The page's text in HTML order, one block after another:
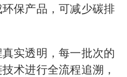
保产品，可减少碳排
实透明，每一批次的
术进行全流程追溯，